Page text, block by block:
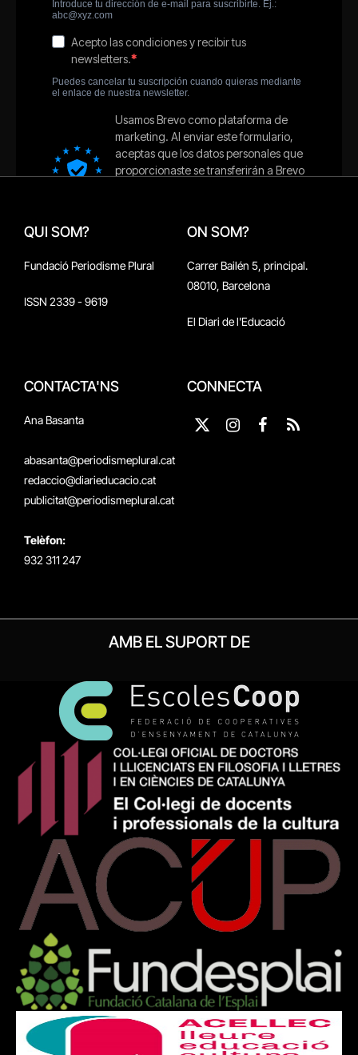
QUI SOM?
Fundació Periodisme Plural
ISSN 2339 - 9619
ON SOM?
Carrer Bailén 5, principal.
08010, Barcelona
El Diari de l'Educació
CONTACTA'NS
Ana Basanta
abasanta@periodismeplural.cat
redaccio@diarieducacio.cat
publicitat@periodismeplural.cat
Telèfon:
932 311 247
CONNECTA
X
Instagram
Facebook
RSS
AMB EL SUPORT DE